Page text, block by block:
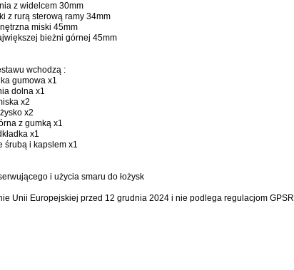
z widelcem 30mm
z rurą sterową ramy 34mm
miski 45mm
bieżni górnej 45mm
wchodzą :
gumowa x1
dolna x1
x2
x2
z gumką x1
x1
śrubą i kapslem x1
i użycia smaru do łożysk
Unii Europejskiej przed 12 grudnia 2024 i nie podlega regulacjom GPSR